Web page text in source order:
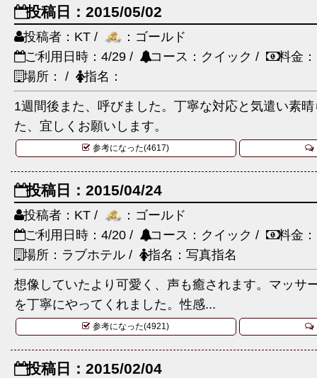
投稿日：2015/05/02
投稿者：KT /
：ゴールド
ご利用日時：4/29 /
コース：クイック /
料金
場所： /
指名：
1週間後また、呼びました。丁寧な対応と気遣い素
た、宜しくお願いします。
参考になった(4617)
投稿日：2015/04/24
投稿者：KT /
：ゴールド
ご利用日時：4/20 /
コース：クイック /
料金
場所：ラブホテル /
指名：写真指名
想像していたより可愛く、声も癒されます。マッサ
を丁寧にやってくれました。性感...
参考になった(4921)
投稿日：2015/02/04